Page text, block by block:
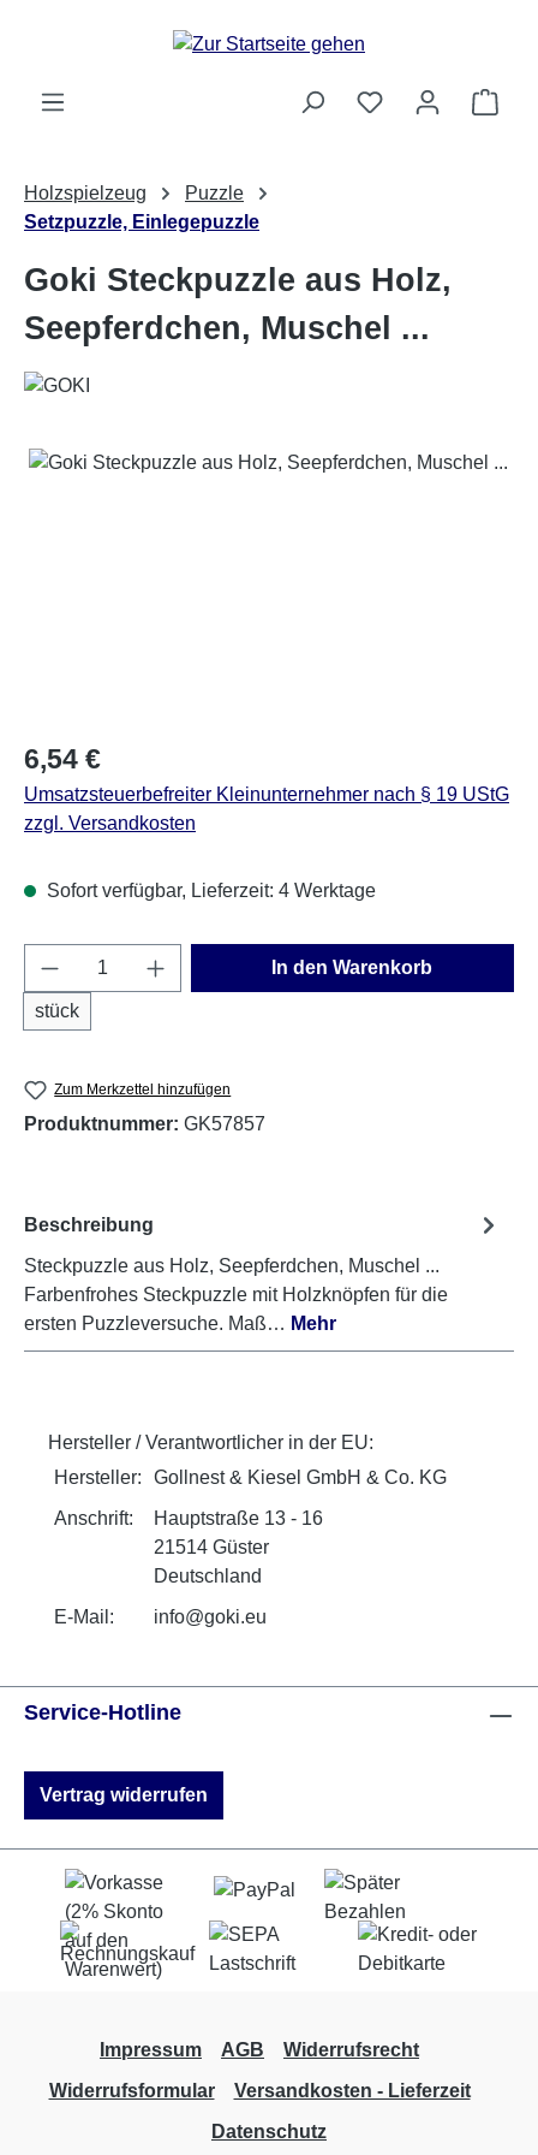
Zum Hauptinhalt springen
Holzspielzeug
Puzzle
Setzpuzzle, Einlegepuzzle
Goki Steckpuzzle aus Holz,
Seepferdchen, Muschel ...
Bildergalerie überspringen
Regulärer Preis:
6,54 €
Umsatzsteuerbefreiter Kleinunternehmer nach § 19 UStG
zzgl. Versandkosten
Sofort verfügbar, Lieferzeit: 4 Werktage
Produkt Anzahl: Gib den gewünschten
stück
In den Warenkorb
Zum Merkzettel hinzufügen
Produktnummer: GK57857
Beschreibung
Steckpuzzle aus Holz, Seepferdchen, Muschel ...
Farbenfrohes Steckpuzzle mit Holzknöpfen für die
ersten Puzzleversuche. Maß… Mehr
Hersteller / Verantwortlicher in der EU:
Hersteller:
Gollnest & Kiesel GmbH & Co. KG
Anschrift:
Hauptstraße 13 - 16
21514 Güster
Deutschland
E-Mail:
info@goki.eu
Service-Hotline
Vertrag widerrufen
Impressum AGB
Widerrufsrecht
Widerrufsformular
Versandkosten - Lieferzeit
Datenschutz